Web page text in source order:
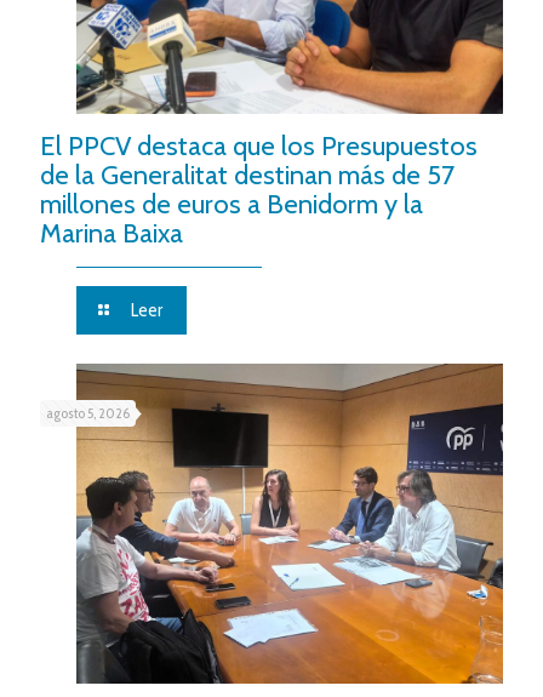
El PPCV destaca que los Presupuestos
de la Generalitat destinan más de 57
millones de euros a Benidorm y la
Marina Baixa
Leer
agosto 5, 2026